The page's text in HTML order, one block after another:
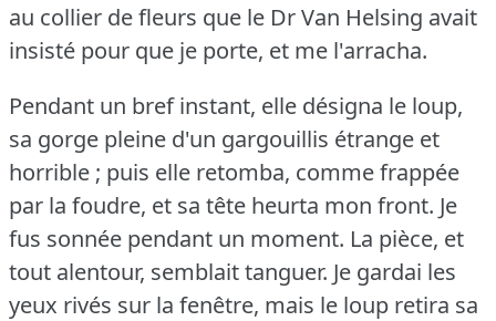
au collier de fleurs que le Dr Van Helsing avait
insisté pour que je porte, et me l'arracha.
Pendant un bref instant, elle désigna le loup,
sa gorge pleine d'un gargouillis étrange et
horrible ; puis elle retomba, comme frappée
par la foudre, et sa tête heurta mon front. Je
fus sonnée pendant un moment. La pièce, et
tout alentour, semblait tanguer. Je gardai les
yeux rivés sur la fenêtre, mais le loup retira sa